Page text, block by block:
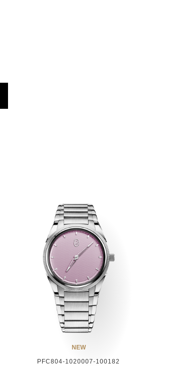
NEW
PFC804-1020007-100182